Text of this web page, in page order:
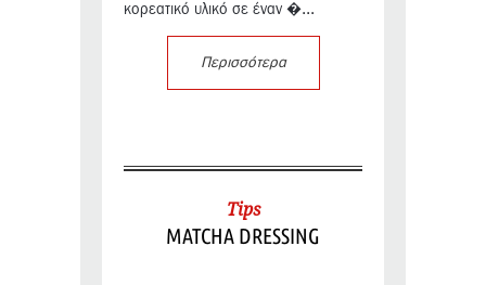
κορεατικό υλικό σε έναν �...
Περισσότερα
Tips
MATCHA DRESSING